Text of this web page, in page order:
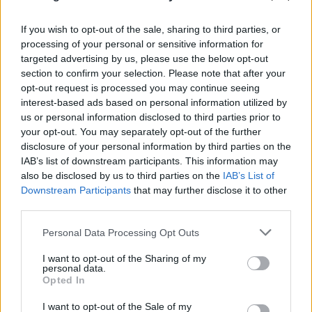
If you wish to opt-out of the sale, sharing to third parties, or
processing of your personal or sensitive information for
targeted advertising by us, please use the below opt-out
section to confirm your selection. Please note that after your
opt-out request is processed you may continue seeing
interest-based ads based on personal information utilized by
us or personal information disclosed to third parties prior to
your opt-out. You may separately opt-out of the further
disclosure of your personal information by third parties on the
IAB’s list of downstream participants. This information may
also be disclosed by us to third parties on the IAB’s List of
Downstream Participants that may further disclose it to other
Please note that this website/app uses one or more Google
not limited to your visit or usage behaviour. You may click to
grant or deny consent to Google and its third-party tags to
use your data for below specified purposes in below Google
consent section.
Personal Data Processing Opt Outs
I want to opt-out of the Sharing of my
personal data.
Opted In
I want to opt-out of the Sale of my
08.08.2026 ΠΑΝΑΓΙΏΤΗΣ ΣΠΑΝΌΣ